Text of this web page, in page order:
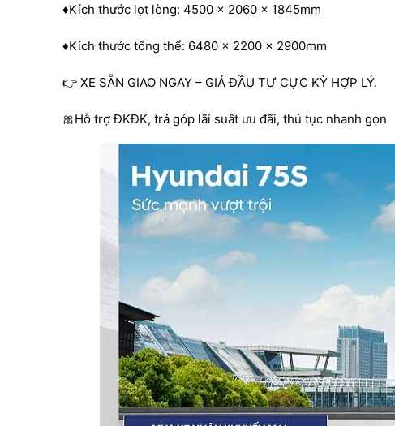
♦️Kích thước lọt lòng: 4500 x 2060 x 1845mm
♦️Kích thước tổng thể: 6480 x 2200 x 2900mm
👉 XE SẴN GIAO NGAY – GIÁ ĐẦU TƯ CỰC KỲ HỢP LÝ.
🎀Hỗ trợ ĐKĐK, trả góp lãi suất ưu đãi, thủ tục nhanh gọn